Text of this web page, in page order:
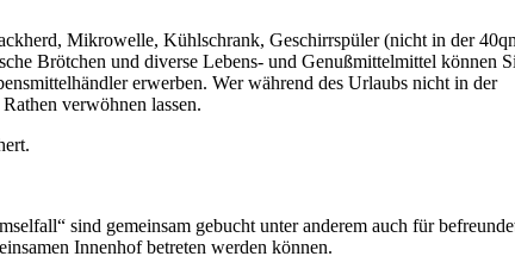
Mikrowelle, Kühlschrank, Geschirrspüler (nicht in der
Brötchen und diverse Lebens- und Genußmittelmittel können
erwerben. Wer während des Urlaubs nicht in der
verwöhnen lassen.
sind gemeinsam gebucht unter anderem auch für
Innenhof betreten werden können.